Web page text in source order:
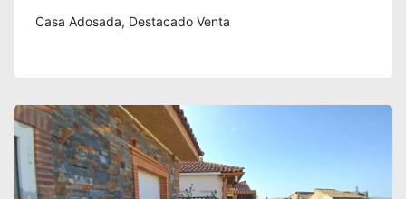
Casa Adosada, Destacado Venta